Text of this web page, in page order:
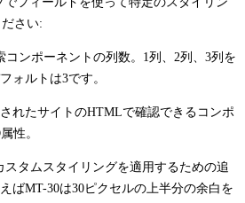
さい:
コンポーネントの列数。1列、2列、3列を
ォルトは3です。
れたサイトのHTMLで確認できるコンポ
性。
スタムスタイリングを適用するための追
ばMT-30は30ピクセルの上半分の余白を